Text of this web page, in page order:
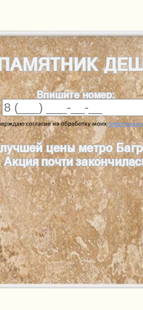
Впишите номер:
цены метро
Акция почти